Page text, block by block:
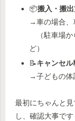
📦️搬入・搬出
→車の場合、
（駐車場か
ど）
📝キャンセ
→子どもの体
最初にちゃんと
し、確認大事です